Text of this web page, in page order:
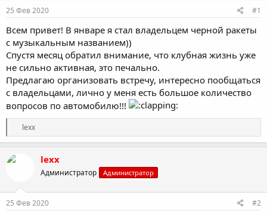
е
м
ы
л
25 Фев 2020 #1
Всем привет! В январе я стал владельцем черной ракеты
с музыкальным названием))
Спустя месяц обратил внимание, что клубная жизнь уже
не сильно активная, это печально.
Предлагаю организовать встречу, интересно пообщаться
с владельцами, лично у меня есть большое количество
вопросов по автомобилю!!!
Р
е
а
:
lexx
lexx
Администратор Администратор
25 Фев 2020 #2